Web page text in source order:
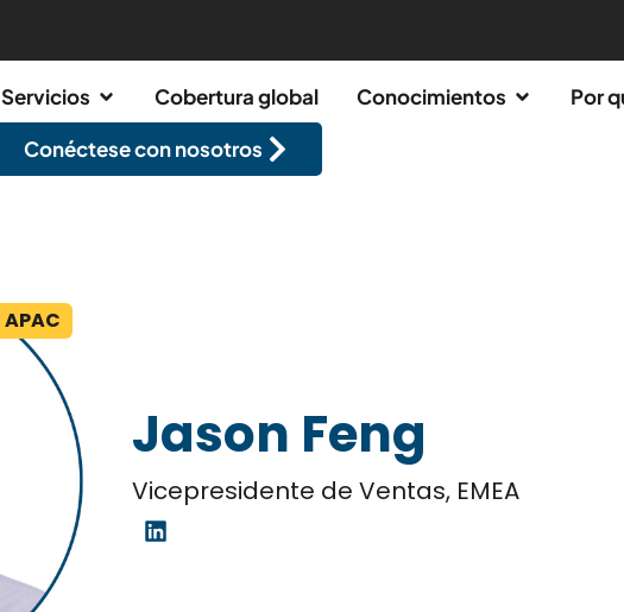
Servicios Cobertura global Conocimientos
Por
Conéctese con nosotros
APAC
Jason Feng
Vicepresidente de Ventas, EMEA